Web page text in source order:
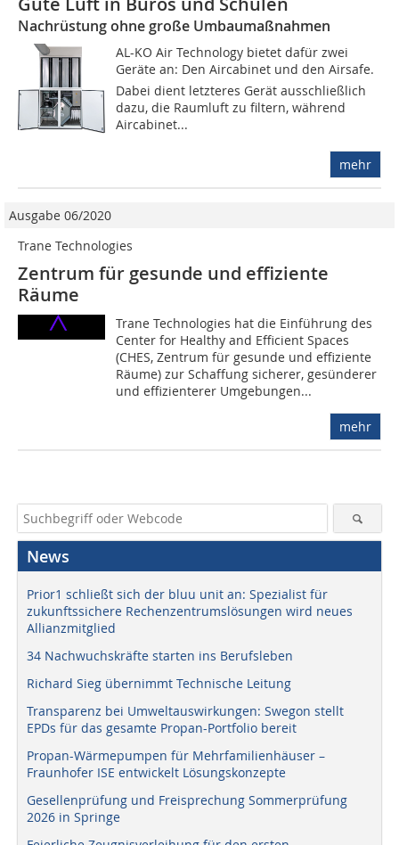
Nachrüstung ohne große Umbaumaßnahmen
AL-KO Air Technology bietet dafür zwei
Geräte an: Den Aircabinet und den Airsafe.
Dabei dient letzteres Gerät ausschließlich
dazu, die Raumluft zu filtern, während
Aircabinet...
mehr
Ausgabe 06/2020
Trane Technologies
Zentrum für gesunde und effiziente
Räume
Trane Technologies hat die Einführung des
Center for Healthy and Efficient Spaces
(CHES, Zentrum für gesunde und effiziente
Räume) zur Schaffung sicherer, gesünderer
und effizienterer Umgebungen...
mehr
News
Prior1 schließt sich der bluu unit an: Spezialist für
zukunftssichere Rechenzentrumslösungen wird neues
Allianzmitglied
34 Nachwuchskräfte starten ins Berufsleben
Richard Sieg übernimmt Technische Leitung
Transparenz bei Umweltauswirkungen: Swegon stellt
EPDs für das gesamte Propan-Portfolio bereit
Propan-Wärmepumpen für Mehrfamilienhäuser –
Fraunhofer ISE entwickelt Lösungskonzepte
Gesellenprüfung und Freisprechung Sommerprüfung
2026 in Springe